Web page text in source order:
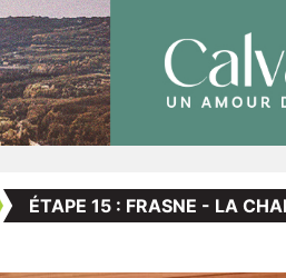
ÉTAPE 15 : FRASNE - LA